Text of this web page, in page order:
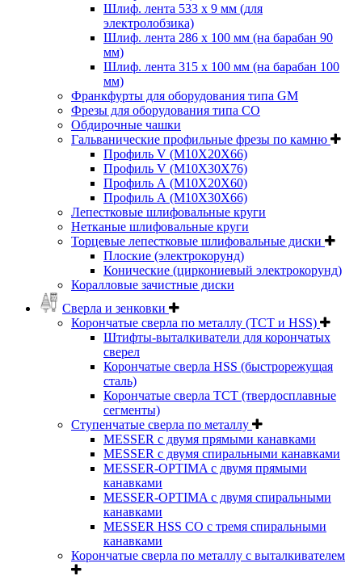
Шлиф. лента 533 х 9 мм (для
электролобзика)
Шлиф. лента 286 х 100 мм (на барабан 90
мм)
Шлиф. лента 315 х 100 мм (на барабан 100
мм)
Франкфурты для оборудования типа GM
Фрезы для оборудования типа СО
Обдирочные чашки
Гальванические профильные фрезы по камню
Профиль V (M10X20X66)
Профиль V (M10X30X76)
Профиль А (М10Х20Х60)
Профиль А (М10Х30Х66)
Лепестковые шлифовальные круги
Нетканые шлифовальные круги
Торцевые лепестковые шлифовальные диски
Плоские (электрокорунд)
Конические (циркониевый электрокорунд)
Коралловые зачистные диски
Сверла и зенковки
Корончатые сверла по металлу (TCT и HSS)
Штифты-выталкиватели для корончатых
сверел
Корончатые сверла HSS (быстрорежущая
сталь)
Корончатые сверла TCT (твердосплавные
сегменты)
Ступенчатые сверла по металлу
MESSER с двумя прямыми канавками
MESSER с двумя спиральными канавками
MESSER-OPTIMA с двумя прямыми
канавками
MESSER-OPTIMA с двумя спиральными
канавками
MESSER HSS CО с тремя спиральными
канавками
Корончатые сверла по металлу c выталкивателем